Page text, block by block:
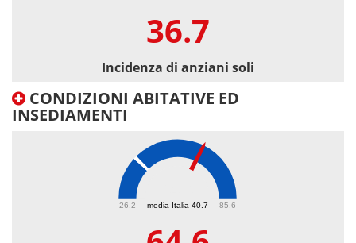
36.7
Incidenza di anziani soli
CONDIZIONI ABITATIVE ED
INSEDIAMENTI
media Italia 40.7
26.2 85.6